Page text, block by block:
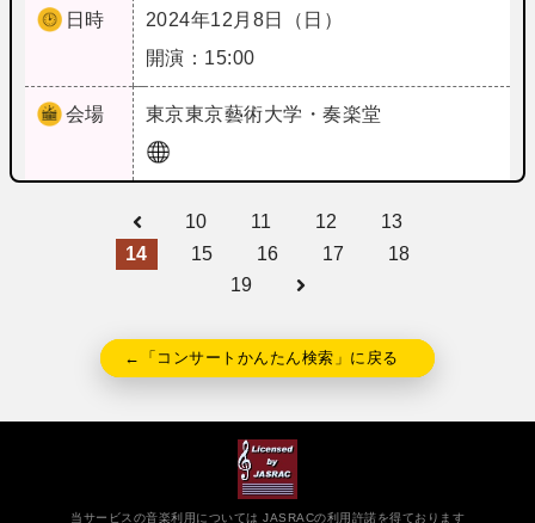
日時
2024年12月8日（日）
開演：15:00
会場 東京東京藝術大学・奏楽堂
10 11 12
13
14
15 16 17
18
19
←「コンサートかんたん検索」に戻る
当サービスの音楽利用については JASRACの利用許諾を得ております